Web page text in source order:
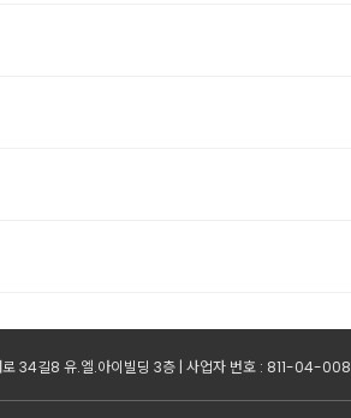
대로 34길8 유.엘.아이빌딩 3층 | 사업자 번호 : 811-